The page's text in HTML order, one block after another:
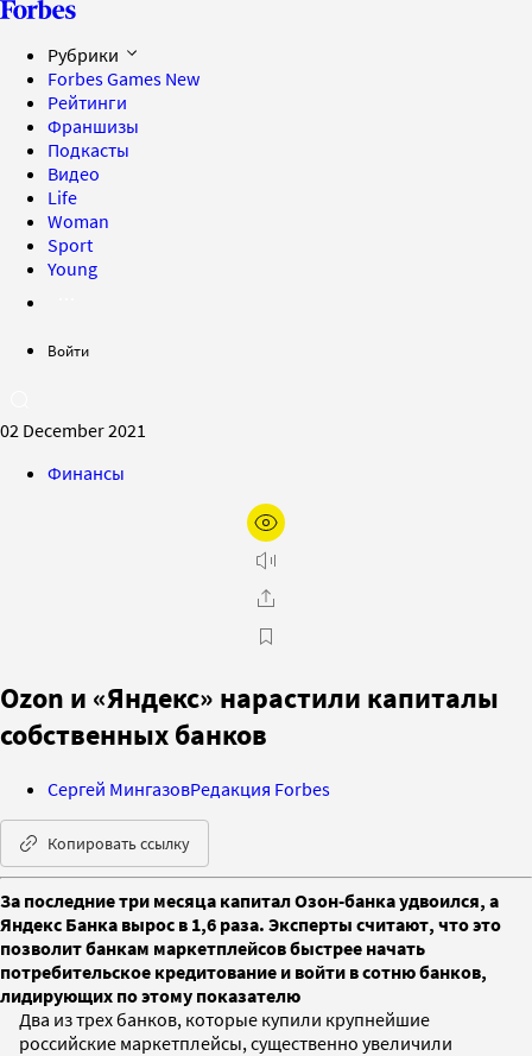
Рубрики
Forbes Games New
Рейтинги
Франшизы
Подкасты
Видео
Life
Woman
Sport
Young
Войти
02 December 2021
Финансы
Ozon и «Яндекс» нарастили капиталы
собственных банков
Сергей МингазовРедакция Forbes
Копировать ссылку
За последние три месяца капитал Озон-банка удвоился, а
Яндекс Банка вырос в 1,6 раза. Эксперты считают, что это
позволит банкам маркетплейсов быстрее начать
потребительское кредитование и войти в сотню банков,
лидирующих по этому показателю
Два из трех банков, которые купили крупнейшие
российские маркетплейсы, существенно увеличили